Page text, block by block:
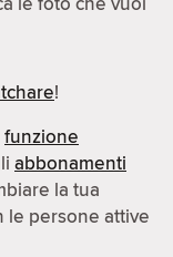
!
funzione
abbonamenti
la tua
le persone attive